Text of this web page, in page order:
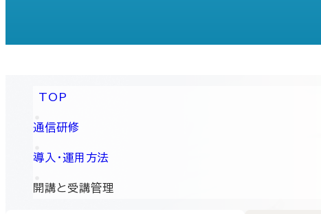
TOP
通信研修
導入・運用方法
開講と受講管理